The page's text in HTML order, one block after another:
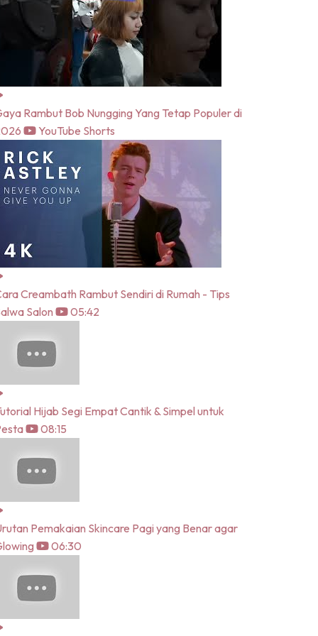
Rambut Bob Nungging Yang Tetap Populer di
YouTube Shorts
Creambath Rambut Sendiri di Rumah - Tips
Salon
05:42
Hijab Segi Empat Cantik & Simpel untuk
08:15
Pemakaian Skincare Pagi yang Benar agar
06:30